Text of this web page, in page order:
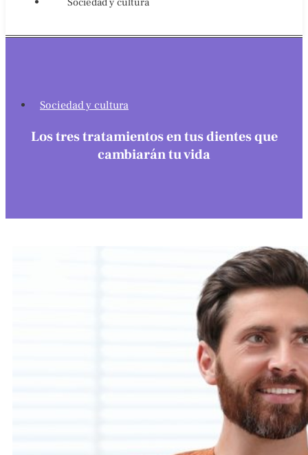
Sociedad y cultura
Los tres tratamientos en tus dientes que
cambiarán tu vida